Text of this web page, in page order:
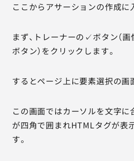
ここからアサーションの作成に
まず、トレーナーの✓ボタン（
ボタン）をクリックします。
するとページ上に要素選択の画
この画面ではカーソルを文字
が四角で囲まれHTMLタグが表
す。